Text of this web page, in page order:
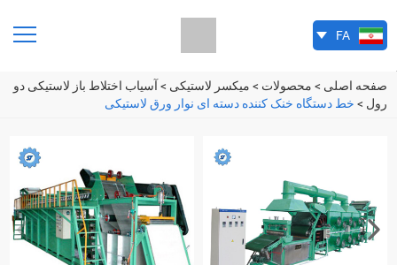
FA
EN
صفحه اصلی > محصولات > میکسر لاستیکی > آسیاب اختلاط باز لاستیکی دو
رول > خط دستگاه خنک کننده دسته ای نوار ورق لاستیکی